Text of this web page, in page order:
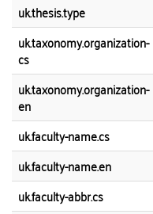
uk.thesis.type
uk.taxonomy.organization-
cs
uk.taxonomy.organization-
en
uk.faculty-name.cs
uk.faculty-name.en
uk.faculty-abbr.cs